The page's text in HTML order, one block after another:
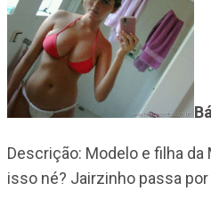
Descrição: Modelo e filha
isso né? Jairzinho passa